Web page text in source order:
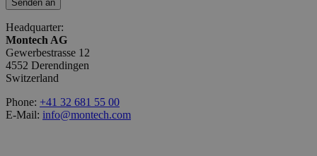
Senden an
Headquarter:
Montech AG
Gewerbestrasse 12
4552 Derendingen
Switzerland
Phone: +41 32 681 55 00
E-Mail: info@montech.com